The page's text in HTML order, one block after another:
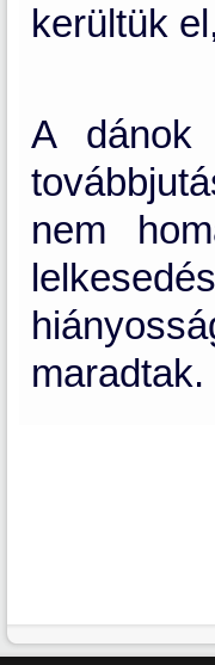
kerültük
A dánok
nem
maradtak.